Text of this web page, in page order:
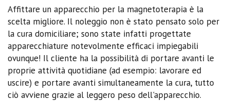
Affittare un apparecchio per la magnetoterapia è la
scelta migliore. Il noleggio non è stato pensato solo per
la cura domiciliare; sono state infatti progettate
apparecchiature notevolmente efficaci impiegabili
ovunque! Il cliente ha la possibilità di portare avanti le
proprie attività quotidiane (ad esempio: lavorare ed
uscire) e portare avanti simultaneamente la cura, tutto
ciò avviene grazie al leggero peso dell'apparecchio.